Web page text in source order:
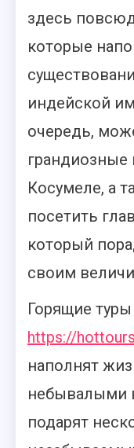
здесь
которые
индейской
очередь,
грандиозные
Косумеле, а
посетить
который
своим
Горящие
https://
наполнят
небывалыми
подарят